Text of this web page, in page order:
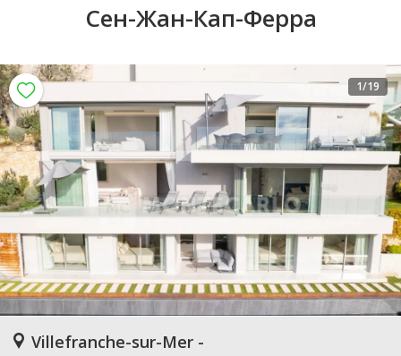
Сен-Жан-Кап-Ферра
1/19
Villefranche-sur-Mer -